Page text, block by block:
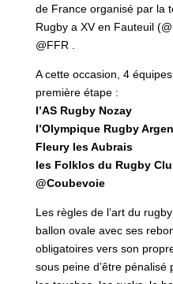
de France organisé par la
Rugby a XV en Fauteuil
@FFR .
A cette occasion, 4
première étape :
l’AS Rugby Nozay
l’Olympique Rugby
Fleury les Aubrais
les Folklos du Rugby
@Coubevoie
Les règles de l’art du
ballon ovale avec ses
obligatoires vers son
sous peine d’être pénalisé